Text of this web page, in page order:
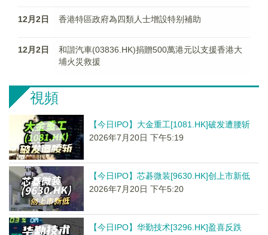
12月2日 香港特區政府為四類人士增設特别補助
12月2日
和諧汽車(03836.HK)捐贈500萬港元以支援香港大
埔火災救援
視頻
【今日IPO】大金重工[1081.HK]破发遭腰斩
2026年7月20日 下午5:19
【今日IPO】芯碁微装[9630.HK]创上市新低
2026年7月20日 下午5:20
【今日IPO】华勤技术[3296.HK]盈喜反跌